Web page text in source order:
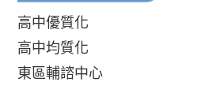
高中優質化
高中均質化
東區輔諮中心